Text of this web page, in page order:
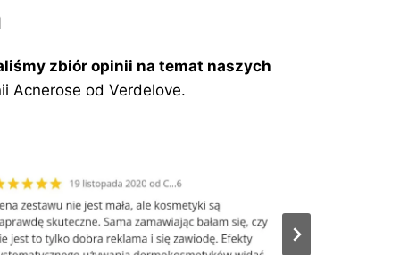
zbiór opinii na temat naszych
Acnerose od Verdelove.